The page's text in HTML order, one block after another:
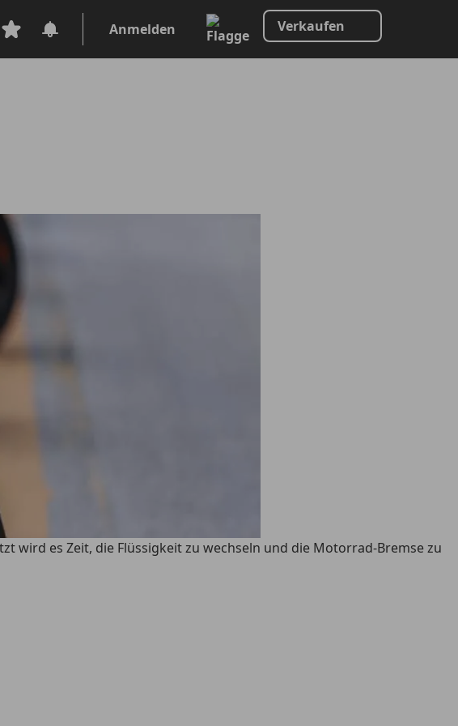
Anmelden Verkaufen
wird es Zeit, die Flüssigkeit zu wechseln und die Motorrad-Bremse zu